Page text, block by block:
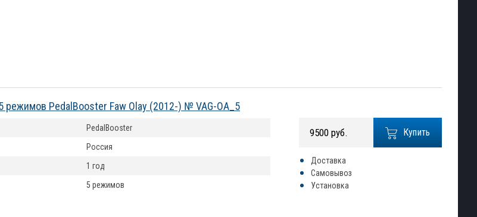
режимов PedalBooster Faw Olay (2012-) № VAG-OA_5
Купить
9500 руб.
Доставка
Самовывоз
Установка
PedalBooster
Россия
1 год
5 режимов